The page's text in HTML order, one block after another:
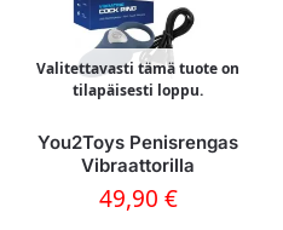
Valitettavasti tämä tuote on
tilapäisesti loppu.
You2Toys Penisrengas
Vibraattorilla
49,90 €